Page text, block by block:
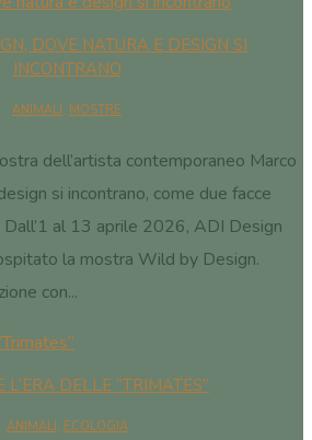
DOVE NATURA E DESIGN SI
INCONTRANO
ANIMALI, MOSTRE
dell’artista contemporaneo Marco
si incontrano, come due facce
al 13 aprile 2026, ADI Design
la mostra Wild by Design.
con...
L’ERA DELLE “TRIMATES”
ANIMALI , ECOLOGIA